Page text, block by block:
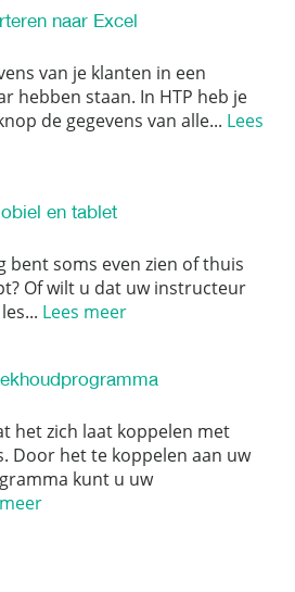
naar Excel
van je klanten in een
hebben staan. In HTP heb je
de gegevens van alle... Lees
en tablet
bent soms even zien of thuis
Of wilt u dat uw instructeur
Lees meer
het zich laat koppelen met
Door het te koppelen aan uw
kunt u uw